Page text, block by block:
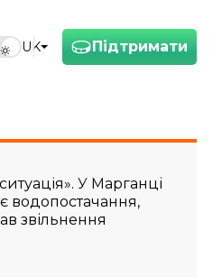
Підтримати
UK
У Марганці
водопостачання,
звільнення